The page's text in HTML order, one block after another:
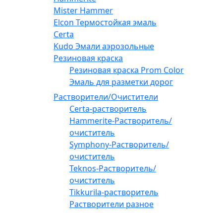
Mister Hammer
Elcon Термостойкая эмаль
Certa
Kudo Эмали аэрозольные
Резиновая краска
Резиновая краска Prom Color
Эмаль для разметки дорог
Растворители/Очистители
Certa-растворитель
Hammerite-Растворитель/
очиститель
Symphony-Растворитель/
очиститель
Teknos-Растворитель/
очиститель
Tikkurila-растворитель
Растворители разное